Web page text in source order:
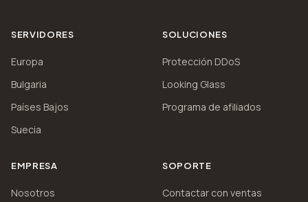
SERVIDORES
Europa
Bulgaria
Países Bajos
Suecia
SOLUCIONES
Protección DDoS
Looking Glass
Programa de afiliados
EMPRESA
Nosotros
SOPORTE
Contactar con ventas